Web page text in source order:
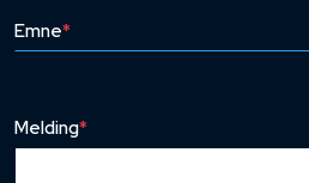
Emne*
Melding*